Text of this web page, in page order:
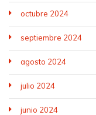
octubre 2024
septiembre 2024
agosto 2024
julio 2024
junio 2024